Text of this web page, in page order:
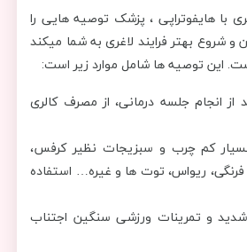
با هایفوتراپی ، پزشک توصیه هایی را
و شروع بهتر فرایند لاغری به شما میکند
این توصیه ها شامل موارد زیر است:
از انجام جلسه درمانی، از مصرف کالری
کم چرب و سبزیجات نظیر کرفس،
فرنگی، ریواس، توت ها و غیره… استفاده
و تمرینات ورزشی سنگین اجتناب